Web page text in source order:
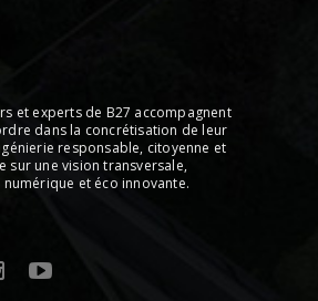
et experts de B27 accompagnent
dans la concrétisation de leur
responsable, citoyenne et
sur une vision transversale,
et éco innovante.